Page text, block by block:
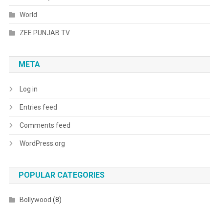
World
ZEE PUNJAB TV
META
Log in
Entries feed
Comments feed
WordPress.org
POPULAR CATEGORIES
Bollywood (8)